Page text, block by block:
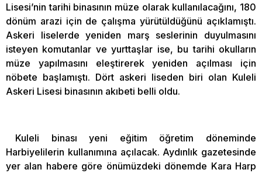
Lisesi’nin tarihi binasının müze olarak kullanılacağını, 180
dönüm arazi için de çalışma yürütüldüğünü açıklamıştı.
Askeri liselerde yeniden marş seslerinin duyulmasını
isteyen komutanlar ve yurttaşlar ise, bu tarihi okulların
müze yapılmasını eleştirerek yeniden açılması için
nöbete başlamıştı. Dört askeri liseden biri olan Kuleli
Askeri Lisesi binasının akıbeti belli oldu.
Kuleli binası yeni eğitim öğretim döneminde
Harbiyelilerin kullanımına açılacak. Aydınlık gazetesinde
yer alan habere göre önümüzdeki dönemde Kara Harp